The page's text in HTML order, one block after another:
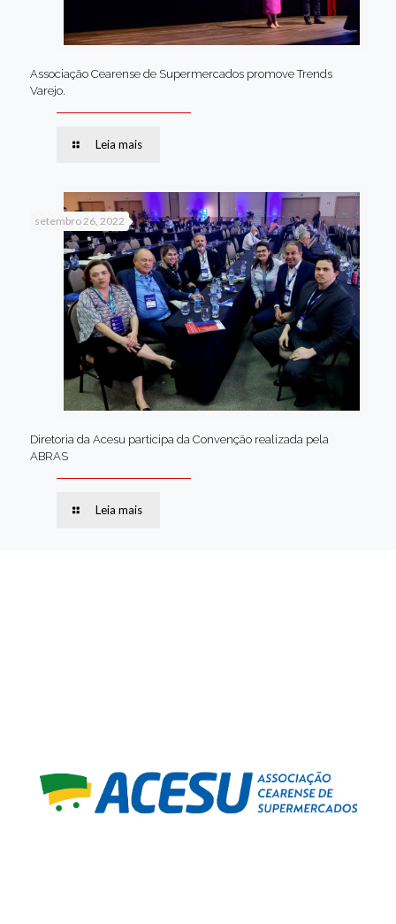
Associação Cearense de Supermercados promove Trends
Varejo.
Leia mais
setembro 26, 2022
Diretoria da Acesu participa da Convenção realizada pela
ABRAS
Leia mais